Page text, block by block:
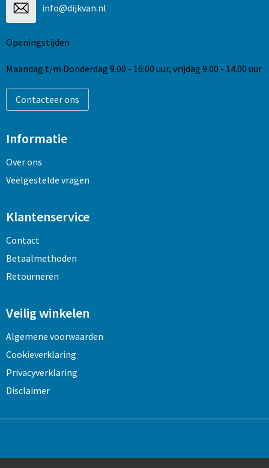
info@dijkvan.nl
Openingstijden
Maandag t/m Donderdag 9.00 - 16:00 uur, vrijdag 9.00 - 14.00 uur
Contacteer ons
Informatie
Over ons
Veelgestelde vragen
Klantenservice
Contact
Betaalmethoden
Retourneren
Veilig winkelen
Algemene voorwaarden
Cookieverklaring
Privacyverklaring
Disclaimer